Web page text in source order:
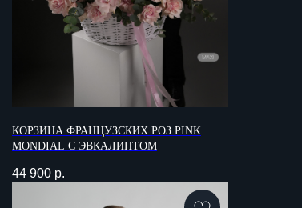
КОРЗИНА ФРАНЦУЗСКИХ РОЗ PINK
MONDIAL С ЭВКАЛИПТОМ
44 900 р.